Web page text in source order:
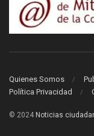
Quienes Somos
Política Privacidad
© 2024 Noticias